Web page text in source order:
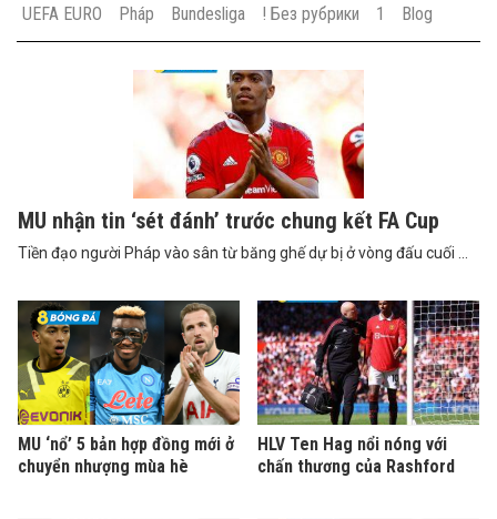
UEFA EURO
Pháp Bundesliga ! Без рубрики 1 Blog
MU nhận tin ‘sét đánh’ trước chung kết FA Cup
Tiền đạo người Pháp vào sân từ băng ghế dự bị ở vòng đấu cuối ...
MU ‘nổ’ 5 bản hợp đồng mới ở
chuyển nhượng mùa hè
HLV Ten Hag nổi nóng với
chấn thương của Rashford